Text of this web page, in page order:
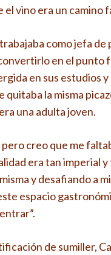
el vino era un camino
como jefa
en el punto
en sus estudios
quitaba la misma
una adulta joven.
creo que me
era tan imperial y
y desafiando a
espacio
de sumiller,